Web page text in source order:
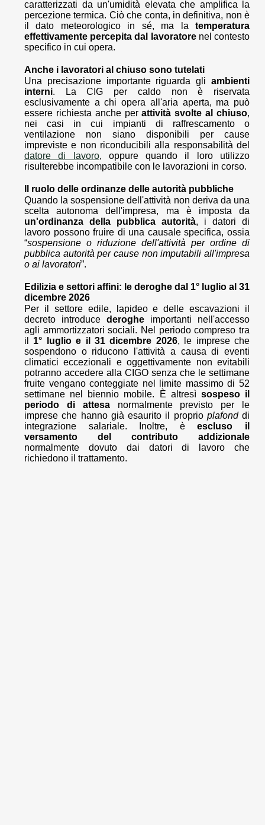
caratterizzati da un'umidità elevata che amplifica la
percezione termica. Ciò che conta, in definitiva, non è
il dato meteorologico in sé, ma la temperatura
effettivamente percepita dal lavoratorenel contesto
specifico in cui opera.
Anche i lavoratori al chiuso sono tutelati
Una precisazione importante riguarda gli ambienti
interni. La CIG per caldo non è riservata
esclusivamente a chi opera all'aria aperta, ma può
essere richiesta anche perattività svolte al chiuso,
nei casi in cui impianti di raffrescamento o
ventilazione non siano disponibili per cause
impreviste e non riconducibili alla responsabilità del
datore di lavoro, oppure quando il loro utilizzo
risulterebbe incompatibile con le lavorazioni in corso.
Il ruolo delle ordinanze delle autorità pubbliche
Quando la sospensione dell'attività non deriva da una
scelta autonoma dell'impresa, ma è imposta da
un'ordinanza della pubblica autorità, i datori di
lavoro possono fruire di una causale specifica, ossia
“sospensione o riduzione dell'attività per ordine di
pubblica autorità per cause non imputabili all'impresa
o ai lavoratori”.
Edilizia e settori affini: le deroghe dal 1° luglio al 31
dicembre 2026
Per il settore edile, lapideo e delle escavazioni il
decreto introduce deroghe importanti nell'accesso
agli ammortizzatori sociali. Nel periodo compreso tra
il 1° luglio e il 31 dicembre 2026, le imprese che
sospendono o riducono l'attività a causa di eventi
climatici eccezionali e oggettivamente non evitabili
potranno accedere alla CIGO senza che le settimane
fruite vengano conteggiate nel limite massimo di 52
settimane nel biennio mobile. È altresì sospeso il
periodo di attesanormalmente previsto per le
imprese che hanno già esaurito il proprio plafonddi
integrazione salariale. Inoltre, èescluso il
versamento del contributo addizionale
normalmente dovuto dai datori di lavoro che
richiedono il trattamento.